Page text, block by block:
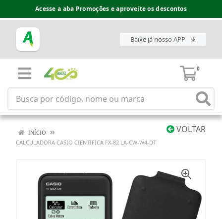
Acesse a aba Promoções e aproveite os descontos
Baixe já nosso APP
0
VOLTAR
INÍCIO
CALCULADORA CASIO CIENTIFICA FX-82 LA-CW-W4-DT